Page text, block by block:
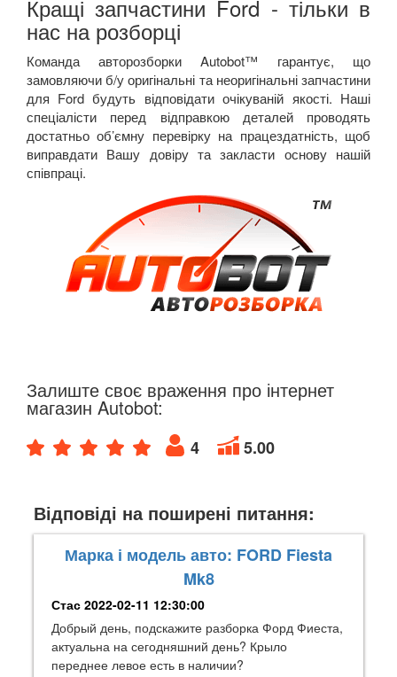
Кращі запчастини Ford - тільки в
нас на розборці
Команда авторозборки Autobot™ гарантує, що
замовляючи б/у оригінальні та неоригінальні запчастини
для Ford будуть відповідати очікуваній якості. Наші
спеціалісти перед відправкою деталей проводять
достатньо об’ємну перевірку на працездатність, щоб
виправдати Вашу довіру та закласти основу нашій
співпраці.
Залиште своє враження про інтернет
магазин Autobot:
4 5.00
Відповіді на поширені питання:
Марка і модель авто: FORD Fiesta
Mk8
Стас 2022-02-11 12:30:00
Добрый день, подскажите разборка Форд Фиеста,
актуальна на сегодняшний день? Крыло
переднее левое есть в наличии?